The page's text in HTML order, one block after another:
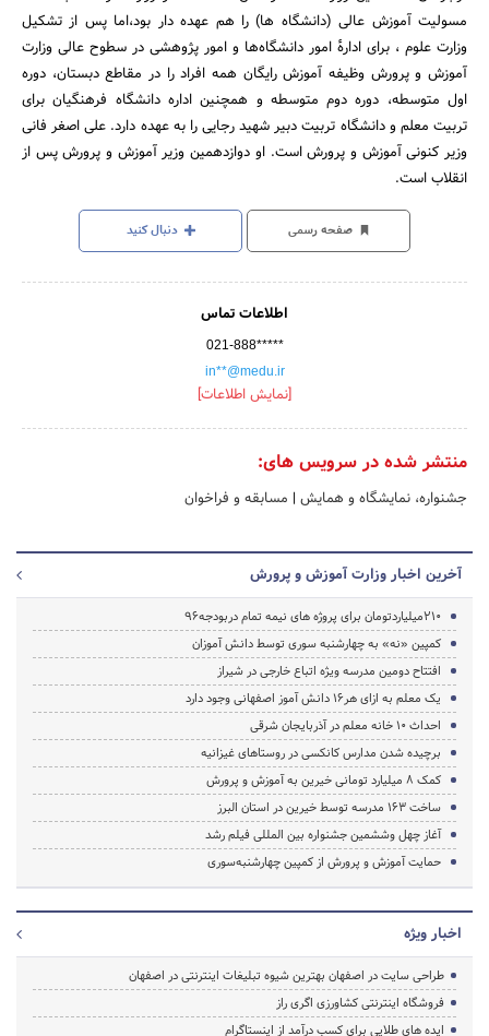
مسولیت آموزش عالی (دانشگاه ها) را هم عهده دار بود،اما پس از تشکیل
وزارت علوم ، برای ادارهٔ امور دانشگاه‌ها و امور پژوهشی در سطوح عالی وزارت
آموزش و پرورش وظیفه آموزش رایگان همه افراد را در مقاطع دبستان، دوره
اول متوسطه، دوره دوم متوسطه و همچنین اداره دانشگاه فرهنگیان برای
تربیت معلم و دانشگاه تربیت دبیر شهید رجایی را به عهده دارد. علی اصغر فانی
وزیر کنونی آموزش و پرورش است. او دوازدهمین وزیر آموزش و پرورش پس از
انقلاب است.
صفحه رسمی دنبال کنید
اطلاعات تماس
021-888*****
in**@medu.ir
[نمایش اطلاعات]
منتشر شده در سرویس های:
جشنواره، نمایشگاه و همایش | مسابقه و فراخوان
آخرین اخبار وزارت آموزش و پرورش
210میلیاردتومان برای پروژه های نیمه تمام دربودجه96
کمپین «نه» به چهارشنبه سوری توسط دانش آموزان
افتتاح دومین مدرسه ویژه اتباع خارجی در شیراز
یک معلم به ازای هر16 دانش آموز اصفهانی وجود دارد
احداث ۱۰ خانه معلم در آذربایجان شرقی
برچیده شدن مدارس کانکسی در روستاهای غیزانیه
کمک 8 میلیارد تومانی خیرین به آموزش و پرورش
ساخت 163 مدرسه توسط خیرین در استان البرز
آغاز چهل وششمین جشنواره بین المللی فیلم رشد
حمایت آموزش و پرورش از کمپین چهارشنبه‌سوری
اخبار ویژه
طراحی سایت در اصفهان بهترین شیوه تبلیغات اینترنتی در اصفهان
فروشگاه اینترنتی کشاورزی اگری راز
ایده های طلایی برای کسب درآمد از اینستاگرام